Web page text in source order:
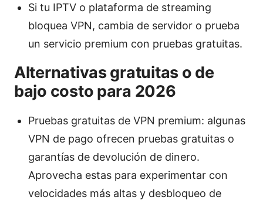
Si tu IPTV o plataforma de streaming
bloquea VPN, cambia de servidor o prueba
un servicio premium con pruebas gratuitas.
Alternativas gratuitas o de
bajo costo para 2026
Pruebas gratuitas de VPN premium: algunas
VPN de pago ofrecen pruebas gratuitas o
garantías de devolución de dinero.
Aprovecha estas para experimentar con
velocidades más altas y desbloqueo de